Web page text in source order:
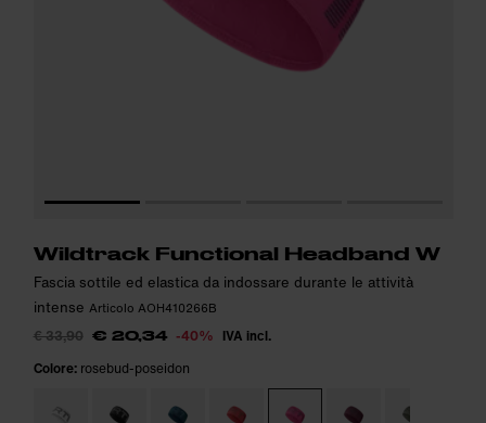
Wildtrack Functional Headband W
Fascia sottile ed elastica da indossare durante le attività
intense Articolo AOH410266B
€ 33,90 € 20,34 -40% IVA incl.
Colore: rosebud-poseidon